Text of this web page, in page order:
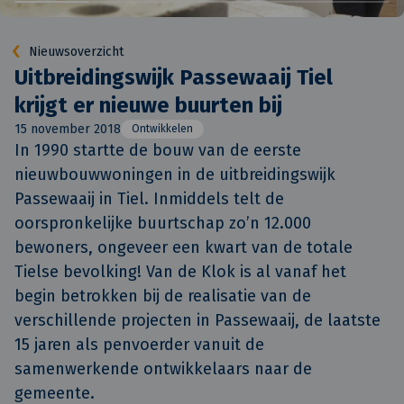
Nieuwsoverzicht
Uitbreidingswijk Passewaaij Tiel
krijgt er nieuwe buurten bij
15 november 2018 Ontwikkelen
In 1990 startte de bouw van de eerste
nieuwbouwwoningen in de uitbreidingswijk
Passewaaij in Tiel. Inmiddels telt de
oorspronkelijke buurtschap zo’n 12.000
bewoners, ongeveer een kwart van de totale
Tielse bevolking! Van de Klok is al vanaf het
begin betrokken bij de realisatie van de
verschillende projecten in Passewaaij, de laatste
15 jaren als penvoerder vanuit de
samenwerkende ontwikkelaars naar de
gemeente.